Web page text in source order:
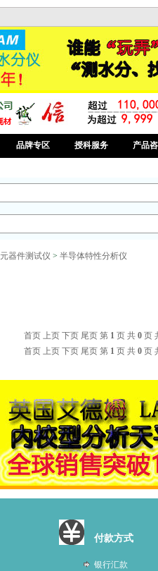
品牌专区 授科服务 产品
元器件测试仪 > 半导体特性分析仪
首页 上页 下页 尾页 第 1 页 共 0 页
首页 上页 下页 尾页 第 1 页 共 0 页
付款方式
银行汇款